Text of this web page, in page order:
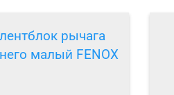
рычага
малый FENOX